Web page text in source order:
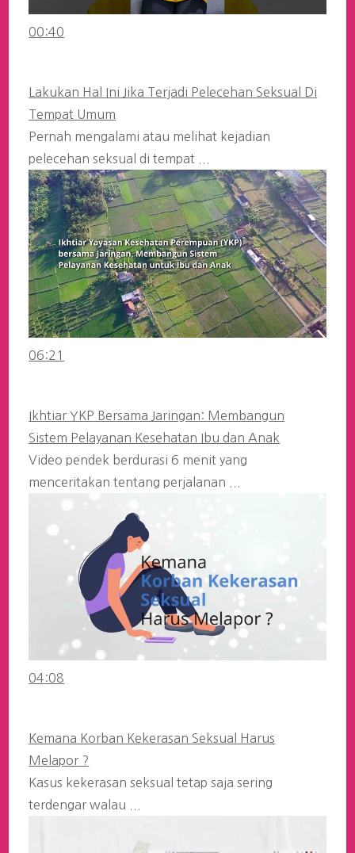
00:40
Lakukan Hal Ini Jika Terjadi Pelecehan Seksual Di
Tempat Umum
Pernah mengalami atau melihat kejadian
pelecehan seksual di tempat ...
06:21
Ikhtiar YKP Bersama Jaringan: Membangun
Sistem Pelayanan Kesehatan Ibu dan Anak
Video pendek berdurasi 6 menit yang
menceritakan tentang perjalanan ...
04:08
Kemana Korban Kekerasan Seksual Harus
Melapor ?
Kasus kekerasan seksual tetap saja sering
terdengar walau ...